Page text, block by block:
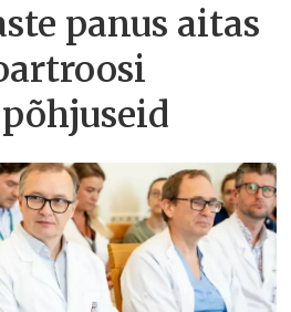
panus aitas